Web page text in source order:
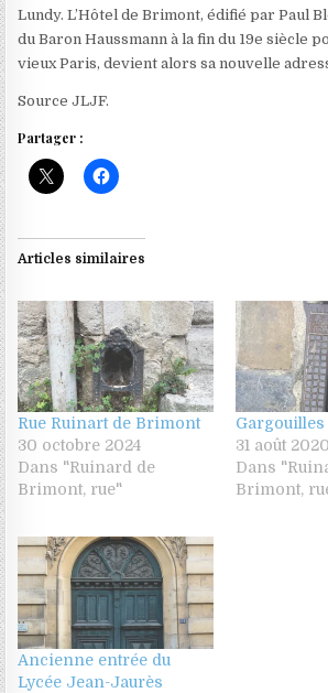
Lundy. L’Hôtel de Brimont, édifié par Paul
du Baron Haussmann à la fin du 19e siècle
vieux Paris, devient alors sa nouvelle
Source JLJF.
Partager :
Articles similaires
Rue Ruinart de Brimont
30 octobre 2024
Dans "Ruinard de
Brimont, rue"
31 août 2020
Dans
Brimont,
Ancienne entrée du
Lycée Jean-Jaurès